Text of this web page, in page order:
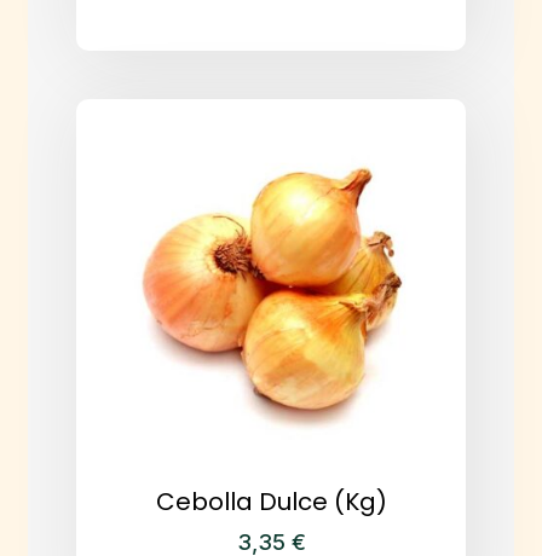
Cebolla Dulce (kg)
3,35 €